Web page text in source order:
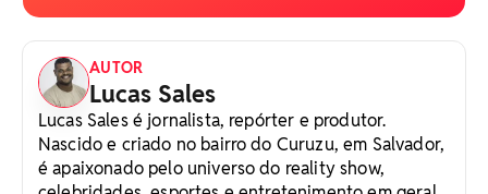
AUTOR
Lucas Sales
Lucas Sales é jornalista, repórter e produtor.
Nascido e criado no bairro do Curuzu, em Salvador,
é apaixonado pelo universo do reality show,